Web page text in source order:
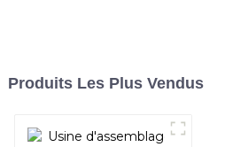
Produits Les Plus Vendus